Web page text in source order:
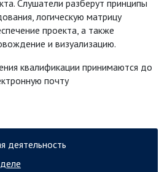
деятельность
Слушатели разберут принципы
логическую матрицу
проекта, а также
и визуализацию.
квалификации принимаются до
почту